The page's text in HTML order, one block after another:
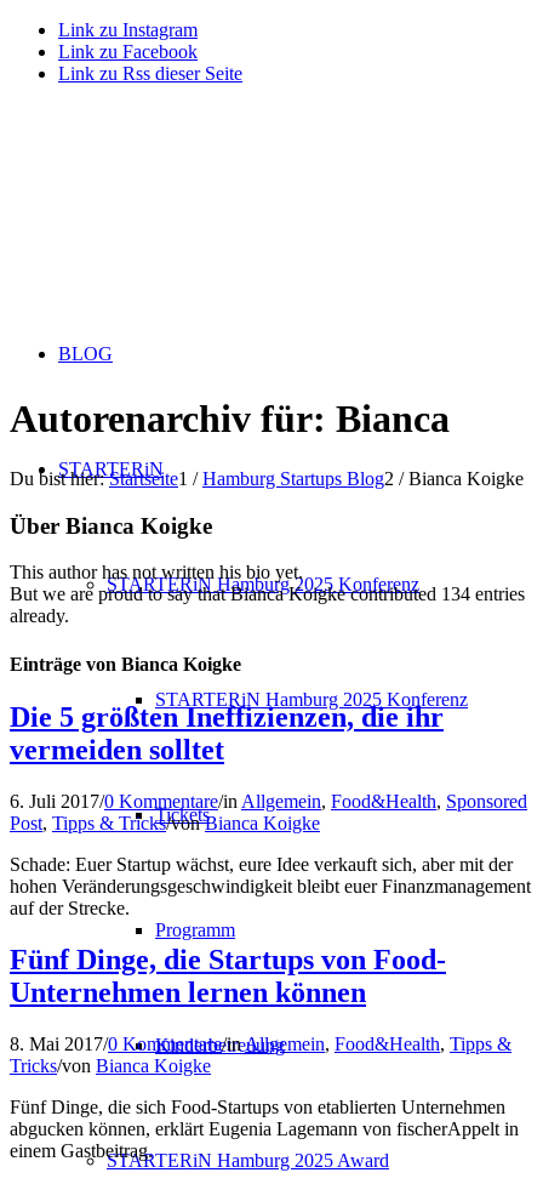
Link zu Instagram
Link zu Facebook
Link zu Rss dieser Seite
BLOG
STARTERiN
STARTERiN Hamburg 2025 Konferenz
STARTERiN Hamburg 2025 Konferenz
Tickets
Programm
Kinderbetreuung
STARTERiN Hamburg 2025 Award
Autorenarchiv für: Bianca
Du bist hier: Startseite1 / Hamburg Startups Blog2 / Bianca Koigke
Über Bianca Koigke
This author has not written his bio yet.
But we are proud to say thatBianca Koigkecontributed 134 entries
already.
Einträge von Bianca Koigke
Die 5 größten Ineffizienzen, die ihr
vermeiden solltet
6. Juli 2017/0 Kommentare/in Allgemein, Food&Health, Sponsored
Post, Tipps & Tricks/vonBianca Koigke
Schade: Euer Startup wächst, eure Idee verkauft sich, aber mit der
hohen Veränderungsgeschwindigkeit bleibt euer Finanzmanagement
auf der Strecke.
Fünf Dinge, die Startups von Food-
Unternehmen lernen können
8. Mai 2017/0 Kommentare/inAllgemein, Food&Health, Tipps &
Tricks/von Bianca Koigke
Fünf Dinge, die sich Food-Startups von etablierten Unternehmen
abgucken können, erklärt Eugenia Lagemann von fischerAppelt in
einem Gastbeitrag.